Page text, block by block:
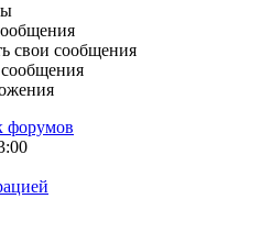
свои сообщения
сообщения
форумов